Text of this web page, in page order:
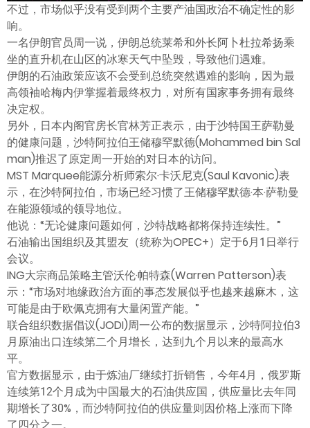
不过，市场似乎没有受到两个主要产油国政治不确定性的影
响。
一名伊朗官员周一说，伊朗总统莱希和外长阿卜杜拉希扬乘
坐的直升机在山区的冰寒天气中坠毁，导致他们遇难。
伊朗的石油政策应该不会受到总统突然遇难的影响，因为最
高领袖哈梅内伊掌握着最终权力，对所有国家事务拥有最终
决定权。
另外，日本内阁官房长官林芳正表示，由于沙特国王萨勒曼
的健康问题，沙特阿拉伯王储穆罕默德(Mohammed bin Sal
man)推迟了原定周一开始的对日本的访问。
MST Marquee能源分析师索尔·卡沃尼克(Saul Kavonic)表
示，在沙特阿拉伯，市场已经习惯了王储穆罕默德·本·萨勒曼
在能源领域的领导地位。
他说：“无论健康问题如何，沙特战略都将保持连续性。”
石油输出国组织及其盟友（统称为OPEC+）定于6月1日举行
会议。
ING大宗商品策略主管沃伦·帕特森(Warren Patterson)表
示：“市场对地缘政治方面的事态发展似乎也越来越麻木，这
可能是由于欧佩克拥有大量闲置产能。”
联合组织数据倡议(JODI)周一公布的数据显示，沙特阿拉伯3
月原油出口连续第二个月增长，达到九个月以来的最高水
平。
官方数据显示，由于炼油厂继续打折销售，今年4月，俄罗斯
连续第12个月成为中国最大的石油供应国，供应量比去年同
期增长了30%，而沙特阿拉伯的供应量则因价格上涨而下降
了四分之一。